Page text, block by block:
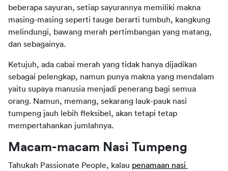
beberapa sayuran, setiap sayurannya memiliki makna
masing-masing seperti tauge berarti tumbuh, kangkung
melindungi, bawang merah pertimbangan yang matang,
dan sebagainya.
Ketujuh, ada cabai merah yang tidak hanya dijadikan
sebagai pelengkap, namun punya makna yang mendalam
yaitu supaya manusia menjadi penerang bagi semua
orang. Namun, memang, sekarang lauk-pauk nasi
tumpeng jauh lebih fleksibel, akan tetapi tetap
mempertahankan jumlahnya.
Macam-macam Nasi Tumpeng
Tahukah Passionate People, kalau penamaan nasi